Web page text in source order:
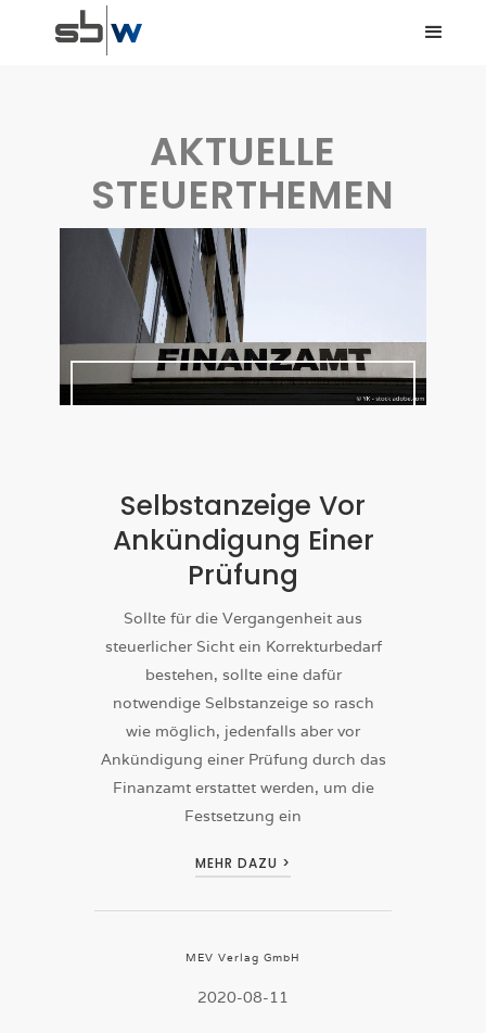
AKTUELLE
STEUERTHEMEN
Selbstanzeige Vor
Ankündigung Einer
Prüfung
Sollte für die Vergangenheit aus
steuerlicher Sicht ein Korrekturbedarf
bestehen, sollte eine dafür
notwendige Selbstanzeige so rasch
wie möglich, jedenfalls aber vor
Ankündigung einer Prüfung durch das
Finanzamt erstattet werden, um die
Festsetzung ein
MEHR DAZU >
MEV Verlag GmbH
2020-08-11